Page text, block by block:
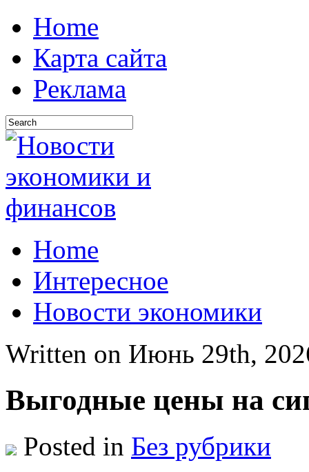
Home
Карта сайта
Реклама
Home
Интересное
Новости экономики
Written on Июнь 29th,
Выгодные цены на
Posted in Без рубрики